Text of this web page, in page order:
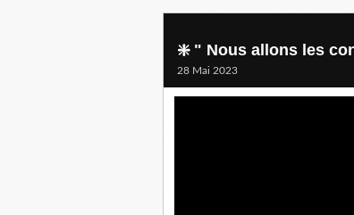
❇️ " Nous allons les
28 Mai 2023